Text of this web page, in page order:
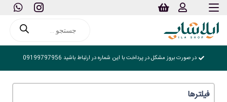
search
در صورت بروز مشکل در پرداخت با این شماره در ارتباط باشید 09199797956
فیلترها